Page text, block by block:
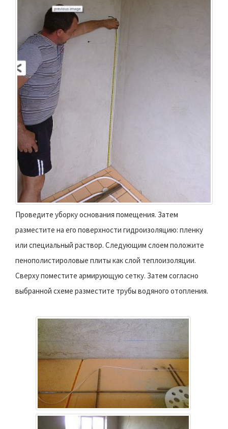
Проведите уборку основания помещения. Затем
разместите на его поверхности гидроизоляцию: пленку
или специальный раствор. Следующим слоем положите
пенополистироловые плиты как слой теплоизоляции.
Сверху поместите армирующую сетку. Затем согласно
выбранной схеме разместите трубы водяного отопления.